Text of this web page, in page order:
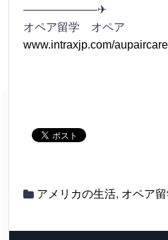
——————–✈
オペア留学 オペア
www.intraxjp.com/
アメリカの生活, オペア